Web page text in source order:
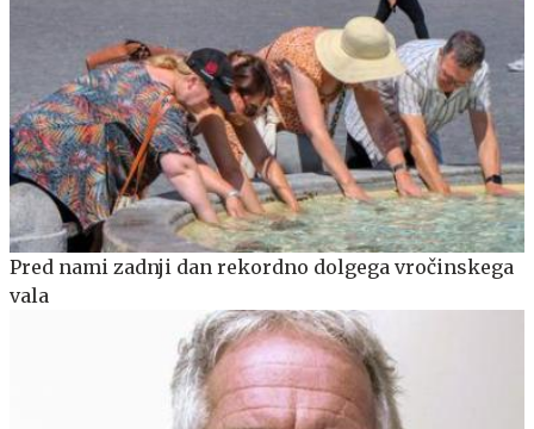
Pred nami zadnji dan rekordno dolgega vročinskega
vala